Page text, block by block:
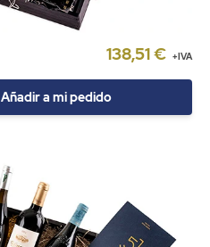
138,51 € +IVA
Añadir a mi pedido